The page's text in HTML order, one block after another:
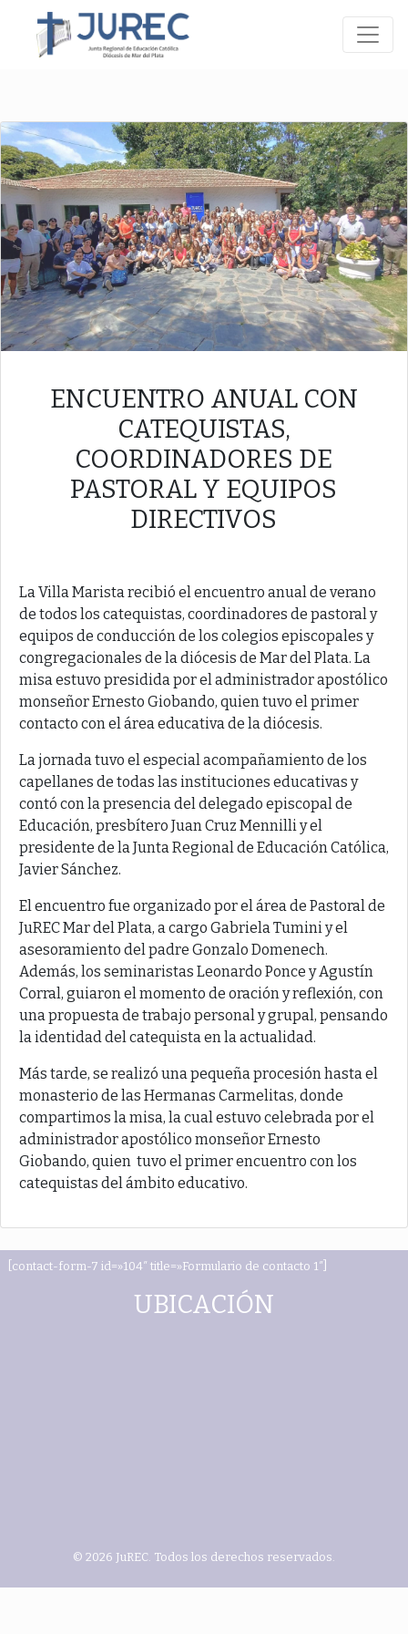
ENCUENTRO ANUAL CON
CATEQUISTAS,
COORDINADORES DE
PASTORAL Y EQUIPOS
DIRECTIVOS
La Villa Marista recibió el encuentro anual de verano
de todos los catequistas, coordinadores de pastoral y
equipos de conducción de los colegios episcopales y
congregacionales de la diócesis de Mar del Plata. La
misa estuvo presidida por el administrador apostólico
monseñor Ernesto Giobando, quien tuvo el primer
contacto con el área educativa de la diócesis.
La jornada tuvo el especial acompañamiento de los
capellanes de todas las instituciones educativas y
contó con la presencia del delegado episcopal de
Educación, presbítero Juan Cruz Mennilli y el
presidente de la Junta Regional de Educación Católica,
Javier Sánchez.
El encuentro fue organizado por el área de Pastoral de
JuREC Mar del Plata, a cargo Gabriela Tumini y el
asesoramiento del padre Gonzalo Domenech.
Además, los seminaristas Leonardo Ponce y Agustín
Corral, guiaron el momento de oración y reflexión, con
una propuesta de trabajo personal y grupal, pensando
la identidad del catequista en la actualidad.
Más tarde, se realizó una pequeña procesión hasta el
monasterio de las Hermanas Carmelitas, donde
compartimos la misa, la cual estuvo celebrada por el
administrador apostólico monseñor Ernesto
Giobando, quien tuvo el primer encuentro con los
catequistas del ámbito educativo.
[contact-form-7 id=»104″ title=»Formulario de contacto 1″]
UBICACIÓN
© 2026 JuREC. Todos los derechos reservados.